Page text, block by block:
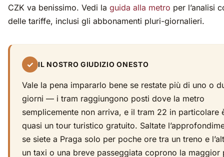
CZK va benissimo. Vedi la guida alla metro per l’analisi
delle tariffe, inclusi gli abbonamenti pluri-giornalieri.
✓ IL NOSTRO GIUDIZIO ONESTO
Vale la pena impararlo bene se restate più di uno o
giorni — i tram raggiungono posti dove la metro
semplicemente non arriva, e il tram 22 in particolare
quasi un tour turistico gratuito. Saltate
se siete a Praga solo per poche ore tra un treno e
un taxi o una breve passeggiata coprono la maggior